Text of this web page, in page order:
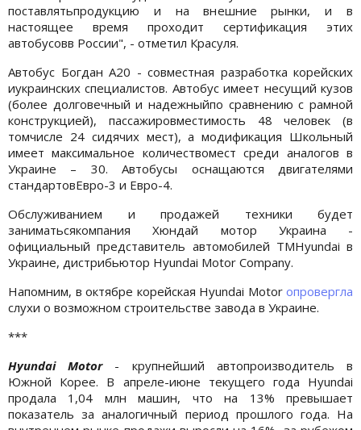
поставлятьпродукцию и на внешние рынки, и в
настоящее время проходит сертификация этих
автобусовв России", - отметил Красуля.
Автобус Богдан А20 - совместная разработка корейских
иукраинских специалистов. Автобус имеет несущий кузов
(более долговечный и надежныйпо сравнению с рамной
конструкцией), пассажировместимость 48 человек (в
томчисле 24 сидячих мест), а модификация Школьный
имеет максимальное количествомест среди аналогов в
Украине – 30. Автобусы оснащаются двигателями
стандартовЕвро-3 и Евро-4.
Обслуживанием и продажей техники будет
заниматьсякомпания Хюндай мотор Украина -
официальный представитель автомобилей ТМHyundai в
Украине, дистрибьютор Hyundai Motor Company.
Напомним, в октябре корейская Hyundai Motor опровергла
слухи о возможном строительстве завода в Украине.
***
Hyundai Motor- крупнейший автопроизводитель в
Южной Корее. В апреле-июне текущего года Hyundai
продала 1,04 млн машин, что на 13% превышает
показатель за аналогичный период прошлого года. На